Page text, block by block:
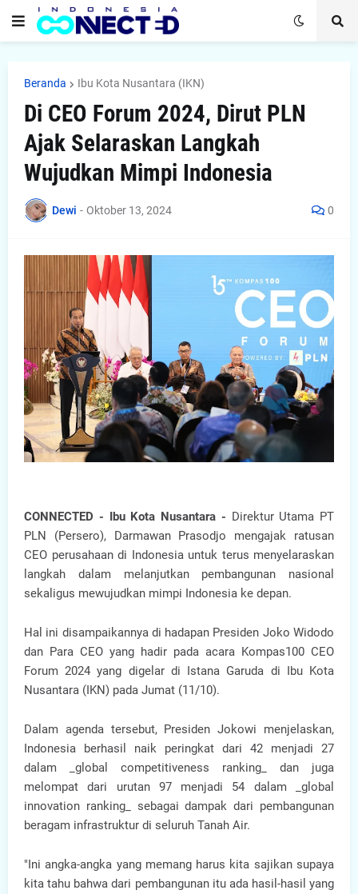
Beranda Ibu Kota Nusantara (IKN)
Di CEO Forum 2024, Dirut PLN
Ajak Selaraskan Langkah
Wujudkan Mimpi Indonesia
Dewi - Oktober 13, 2024 0
CONNECTED - Ibu Kota Nusantara - Direktur Utama PT
PLN (Persero), Darmawan Prasodjo mengajak ratusan
CEO perusahaan di Indonesia untuk terus menyelaraskan
langkah dalam melanjutkan pembangunan nasional
sekaligus mewujudkan mimpi Indonesia ke depan.
Hal ini disampaikannya di hadapan Presiden Joko Widodo
dan Para CEO yang hadir pada acara Kompas100 CEO
Forum 2024 yang digelar di Istana Garuda di Ibu Kota
Nusantara (IKN) pada Jumat (11/10).
Dalam agenda tersebut, Presiden Jokowi menjelaskan,
Indonesia berhasil naik peringkat dari 42 menjadi 27
dalam _global competitiveness ranking_ dan juga
melompat dari urutan 97 menjadi 54 dalam _global
innovation ranking_ sebagai dampak dari pembangunan
beragam infrastruktur di seluruh Tanah Air.
"Ini angka-angka yang memang harus kita sajikan supaya
kita tahu bahwa dari pembangunan itu ada hasil-hasil yang